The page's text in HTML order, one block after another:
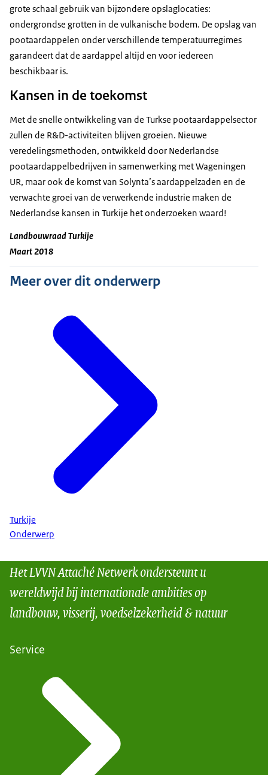
grote schaal gebruik van bijzondere opslaglocaties:
ondergrondse grotten in de vulkanische bodem. De opslag van
pootaardappelen onder verschillende temperatuurregimes
garandeert dat de aardappel altijd en voor iedereen
beschikbaar is.
Kansen in de toekomst
Met de snelle ontwikkeling van de Turkse pootaardappelsector
zullen de R&D-activiteiten blijven groeien. Nieuwe
veredelingsmethoden, ontwikkeld door Nederlandse
pootaardappelbedrijven in samenwerking met Wageningen
UR, maar ook de komst van Solynta’s aardappelzaden en de
verwachte groei van de verwerkende industrie maken de
Nederlandse kansen in Turkije het onderzoeken waard!
Landbouwraad Turkije
Maart 2018
Meer over dit onderwerp
Turkije
Onderwerp
Het LVVN Attaché Netwerk ondersteunt u
wereldwijd bij internationale ambities op
landbouw, visserij, voedselzekerheid & natuur
Service